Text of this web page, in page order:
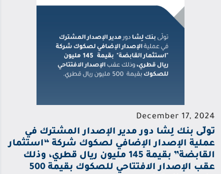
December 17, 2024
تولّى بنك لِشا دور مدير الإصدار المشترك في
عملية الإصدار الإضافي لصكوك شركة “استثمار
القابضة” بقيمة 145 مليون ريال قطري، وذلك
عقب الإصدار الافتتاحي للصكوك بقيمة 500